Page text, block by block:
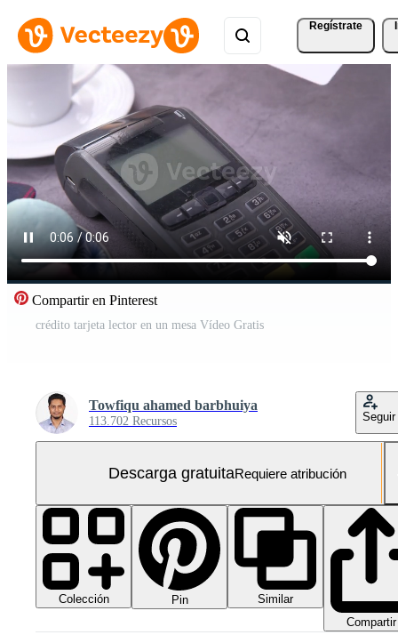
Regístrate
Compartir en Pinterest
crédito tarjeta lector en un mesa Vídeo Gratis
Towfiqu ahamed barbhuiya
113.702 Recursos Seguir
Descarga gratuitaRequiere atribución
Colección Pin
Similar
Compartir